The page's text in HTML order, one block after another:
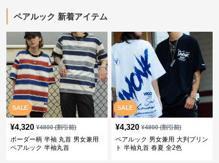
ペアルック 新着アイテム
SALE
¥4,320 ¥4800(割引前)
ボーダー柄 半袖 丸首 男女兼用
ペアルック 半袖丸首
SALE
¥4,320 ¥4800(割引前)
ペアルック 男女兼用 大判プリン
ト 半袖丸首 春夏 全2色